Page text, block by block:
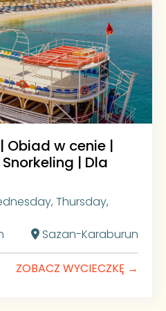
na
rozpoczynamy
Wsiadamy na szybkie
doświadczonych
najbardziej
wybrzeża.
wyprawa szybkimi
wiatr, fale i prędkość są
W nagrodę dotrzesz
żadne drogi i
od strony
Półwyspu
Obiad w cenie |
| Dla
Thursday,
Sazan-Karaburun
ZOBACZ WYCIECZKĘ →